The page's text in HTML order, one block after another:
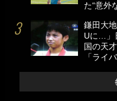
た“意外
鎌田大
Uに…」
国の天
「ライ